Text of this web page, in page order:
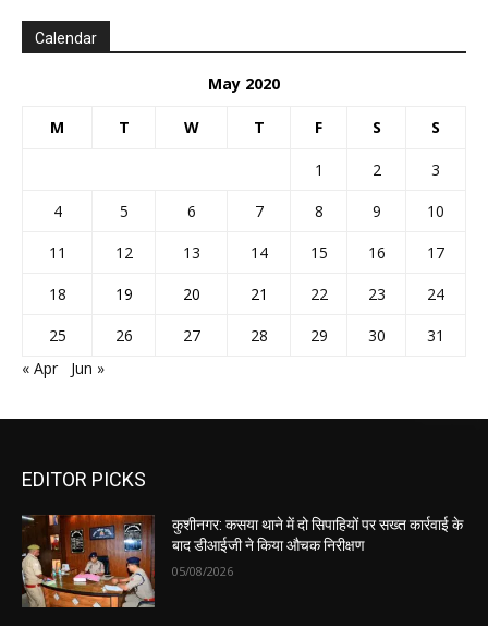
Calendar
May 2020
M T W T F S S
1 2
3
4
5 6 7 8 9
10
11
12 13 14 15 16
17
18
19 20 21 22 23
24
25
26 27 28 29 30
31
« Apr
Jun »
EDITOR PICKS
कुशीनगर: कसया थाने में दो सिपाहियों पर सख्त कार्रवाई के
बाद डीआईजी ने किया औचक निरीक्षण
05/08/2026